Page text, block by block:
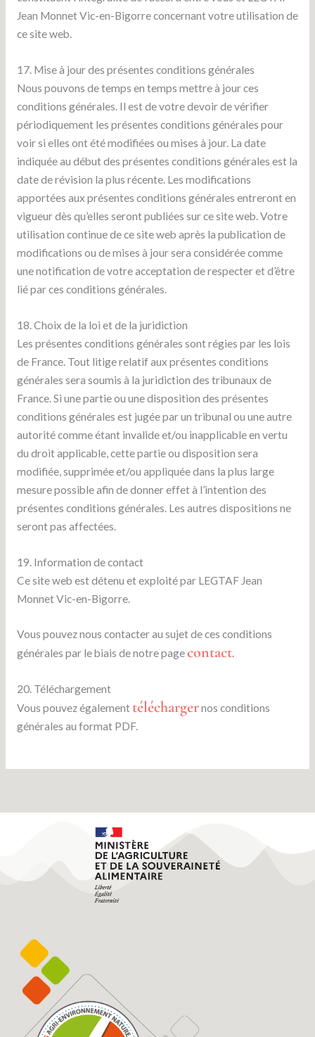
Jean Monnet Vic-en-Bigorre concernant votre utilisation de
ce site web.
17. Mise à jour des présentes conditions générales
Nous pouvons de temps en temps mettre à jour ces
conditions générales. Il est de votre devoir de vérifier
périodiquement les présentes conditions générales pour
voir si elles ont été modifiées ou mises à jour. La date
indiquée au début des présentes conditions générales est la
date de révision la plus récente. Les modifications
apportées aux présentes conditions générales entreront en
vigueur dès qu’elles seront publiées sur ce site web. Votre
utilisation continue de ce site web après la publication de
modifications ou de mises à jour sera considérée comme
une notification de votre acceptation de respecter et d’être
lié par ces conditions générales.
18. Choix de la loi et de la juridiction
Les présentes conditions générales sont régies par les lois
de France. Tout litige relatif aux présentes conditions
générales sera soumis à la juridiction des tribunaux de
France. Si une partie ou une disposition des présentes
conditions générales est jugée par un tribunal ou une autre
autorité comme étant invalide et/ou inapplicable en vertu
du droit applicable, cette partie ou disposition sera
modifiée, supprimée et/ou appliquée dans la plus large
mesure possible afin de donner effet à l’intention des
présentes conditions générales. Les autres dispositions ne
seront pas affectées.
19. Information de contact
Ce site web est détenu et exploité par LEGTAF Jean
Monnet Vic-en-Bigorre.
Vous pouvez nous contacter au sujet de ces conditions
générales par le biais de notre pagecontact.
20. Téléchargement
Vous pouvez également téléchargernos conditions
générales au format PDF.